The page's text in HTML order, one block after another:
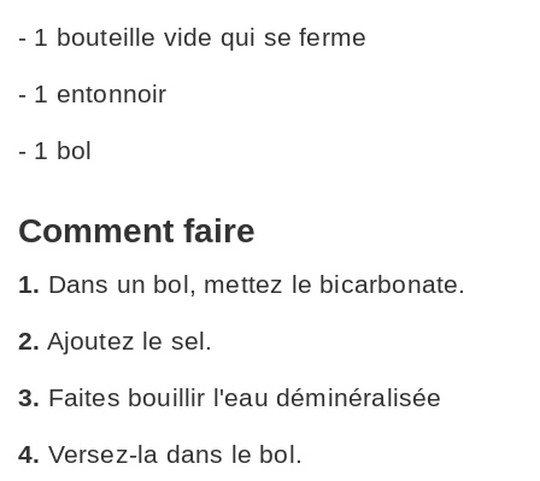
- 1 bouteille vide qui se ferme
- 1 entonnoir
- 1 bol
Comment faire
1. Dans un bol, mettez le bicarbonate.
2. Ajoutez le sel.
3. Faites bouillir l'eau déminéralisée
4. Versez-la dans le bol.